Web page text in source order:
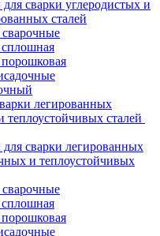
сварки углеродистых и
сталей
легированных
сталей
сварки легированных
и теплоустойчивых